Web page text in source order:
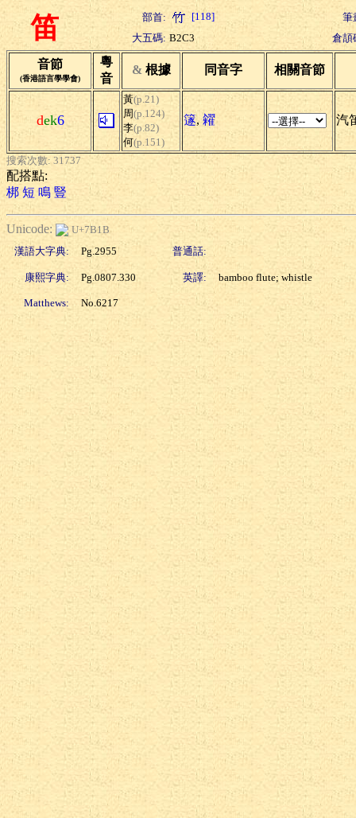
笛 部首: [118]
筆
大五碼: B2C3 倉頡
音節
(香港語言學學會)
粵
音
& 根據 同音字 相關音節
dek6
黃(p.21)
周(p.124)
李(p.82)
何(p.151)
篴, 糴 汽
搜索次數: 31737
配搭點:
梆 短 鳴 豎
Unicode:
U+7B1B
漢語大字典:
Pg.2955 普通話:
康熙字典: Pg.0807.330 英譯: bamboo flute; whistle
Matthews: No.6217